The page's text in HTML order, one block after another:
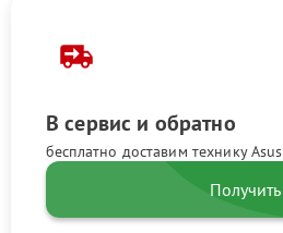
В сервис и обратно
бесплатно доставим технику Asus
Получить